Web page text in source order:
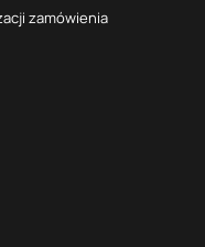
zamówienia